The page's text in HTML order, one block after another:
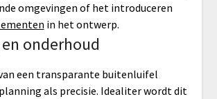
omgevingen of het introduceren
in het ontwerp.
onderhoud
een transparante buitenluifel
als precisie. Idealiter wordt dit